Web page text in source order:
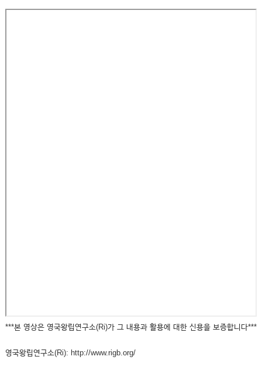
***본 영상은 영국왕립연구소(Ri)가 그 내용과 활용에 대한 신용을 보증합니다***
영국왕립연구소(Ri): http://www.rigb.org/